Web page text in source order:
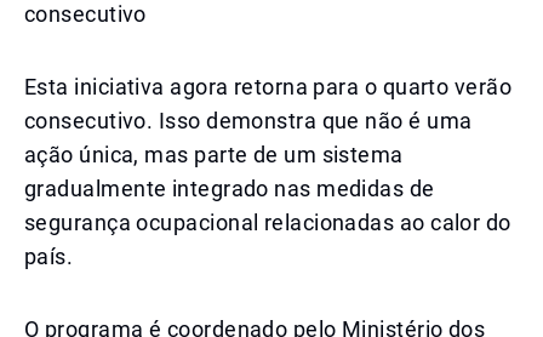
consecutivo
Esta iniciativa agora retorna para o quarto verão
consecutivo. Isso demonstra que não é uma
ação única, mas parte de um sistema
gradualmente integrado nas medidas de
segurança ocupacional relacionadas ao calor do
país.
O programa é coordenado pelo Ministério dos